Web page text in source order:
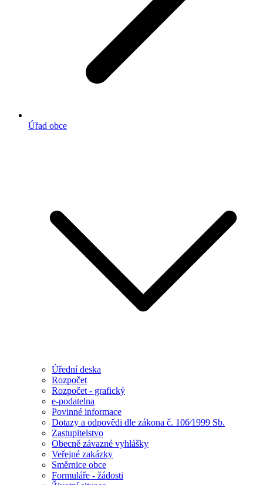
Úřad obce
Úřední deska
Rozpočet
Rozpočet - grafický
e-podatelna
Povinné informace
Dotazy a odpovědi dle zákona č. 106⁄1999 Sb.
Zastupitelstvo
Obecně závazné vyhlášky
Veřejné zakázky
Směrnice obce
Formuláře - žádosti